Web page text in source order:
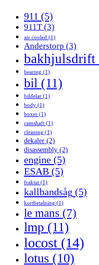
911 (5)
911T(3)
air cooled (1)
Anderstorp (3)
bakhjulsdrift
bearing (1)
bil (11)
bildelar (1)
body (1)
boxer (1)
camshaft (1)
cleaning (1)
dekaler (2)
disassembly (2)
engine (5)
ESAB (5)
fraktat (1)
kallbandsåg (5)
kortbetalning (1)
le mans (7)
lmp (11)
locost (14)
lotus (10)